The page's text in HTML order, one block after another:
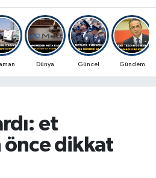
Dünya Güncel Gündem
et
dikkat